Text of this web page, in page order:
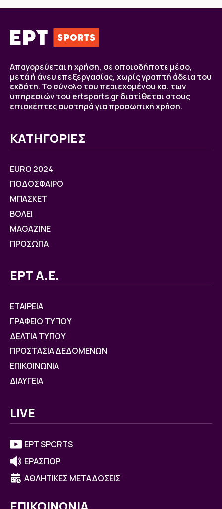
Απαγορεύεται η χρήση, σε οποιοδήποτε μέσο,
μετά ή άνευ επεξεργασίας, χωρίς γραπτή άδεια του
εκδότη. Το σύνολο του περιεχομένου και των
υπηρεσιών του ertsports.gr διατίθεται στους
επισκέπτες αυστηρά για προσωπική χρήση.
ΚΑΤΗΓΟΡΙΕΣ
EURO 2024
ΠΟΔΟΣΦΑΙΡΟ
ΜΠΑΣΚΕΤ
ΒOΛΕΙ
MAGAZINE
ΠΡΟΣΩΠΑ
ΕΡΤ Α.Ε.
ΕΤΑΙΡΕΙΑ
ΓΡΑΦΕΙΟ ΤΥΠΟΥ
ΔΕΛΤΙΑ ΤΥΠΟΥ
ΠΡΟΣΤΑΣΙΑ ΔΕΔΟΜΕΝΩΝ
ΕΠΙΚΟΙΝΩΝΙΑ
ΔΙΑΥΓΕΙΑ
LIVE
ΕΡΤ SPORTS
ΕΡΑΣΠΟΡ
ΑΘΛΗΤΙΚΕΣ ΜΕΤΑΔΟΣΕΙΣ